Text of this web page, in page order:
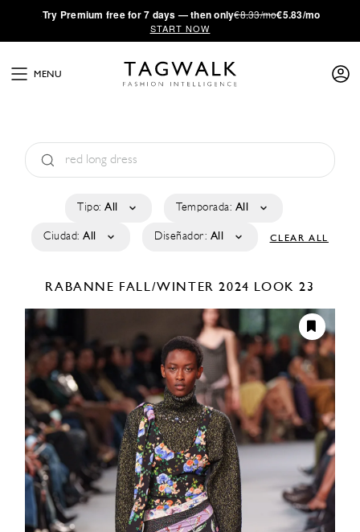
·Try Premium free for 7 days — then only€8.33/mo€5.83/mo
START NOW
MENU
Tipo: All Temporada: All
Ciudad: All Diseñador: All CLEAR ALL
RABANNE FALL/WINTER 2024 LOOK 23